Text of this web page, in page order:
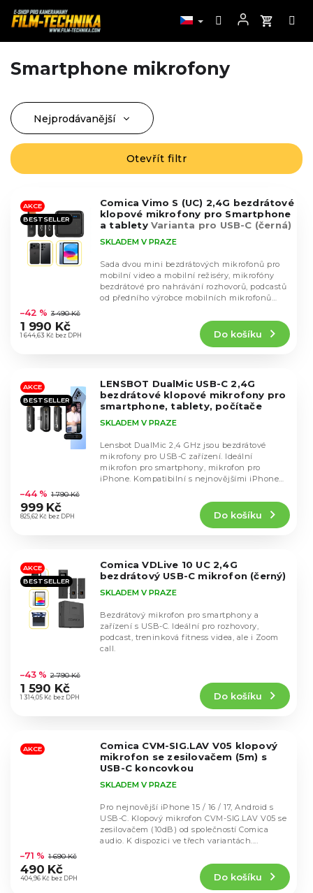
Přejít
Smartphone mikrofony
Ř
a
z
e
Nejprodávanější
Nejlevnější
Otevřít filtr
V
AKCE
BESTSELLER
Comica Vimo S (UC) 2,4G bezdrátové
klopové mikrofony pro Smartphone
a tablety Varianta pro USB-C (černá)
hodnocení
produktu
je
hvězdiček.
SKLADEM V PRAZE
1 644,63 Kč bez DPH
–42 % 3 490 Kč
1 990 Kč
Do košíku
Sada dvou mini bezdrátových mikrofonů pro
mobilní video a mobilní režiséry, mikrofóny
bezdrátové pro nahrávání rozhovorů, podcastů
od předního výrobce mobilních mikrofonů
AKCE
BESTSELLER
LENSBOT DualMic USB-C 2,4G
bezdrátové klopové mikrofony pro
smartphone, tablety, počítače
hodnocení
produktu
je
hvězdiček.
SKLADEM V PRAZE
825,62 Kč bez DPH
–44 % 1 790 Kč
999 Kč
Do košíku
Lensbot DualMic 2,4 GHz jsou bezdrátové
mikrofony pro USB-C zařízení. Ideální
mikrofon pro smartphony, mikrofon pro
iPhone. Kompatibilní s nejnovějšími iPhone
AKCE
BESTSELLER
Comica VDLive 10 UC 2,4G
bezdrátový USB-C mikrofon (černý)
hodnocení
produktu
je
hvězdiček.
SKLADEM V PRAZE
1 314,05 Kč bez DPH
–43 % 2 790 Kč
1 590 Kč
Do košíku
Bezdrátový mikrofon pro smartphony a
zařízení s USB-C. Ideální pro rozhovory,
podcast, treninková fitness videa, ale i Zoom
call.
AKCE
Comica CVM-SIG.LAV V05 klopový
mikrofon se zesilovačem (5m) s
USB-C koncovkou
hodnocení
produktu
je
SKLADEM V PRAZE
404,96 Kč bez DPH
–71 % 1 690 Kč
490 Kč
Do košíku
Pro nejnovější iPhone 15 / 16 / 17, Android s
USB-C. Klopový mikrofon CVM-SIG.LAV V05 se
zesilovačem (10dB) od společností Comica
audio. K dispozici ve třech variantách....